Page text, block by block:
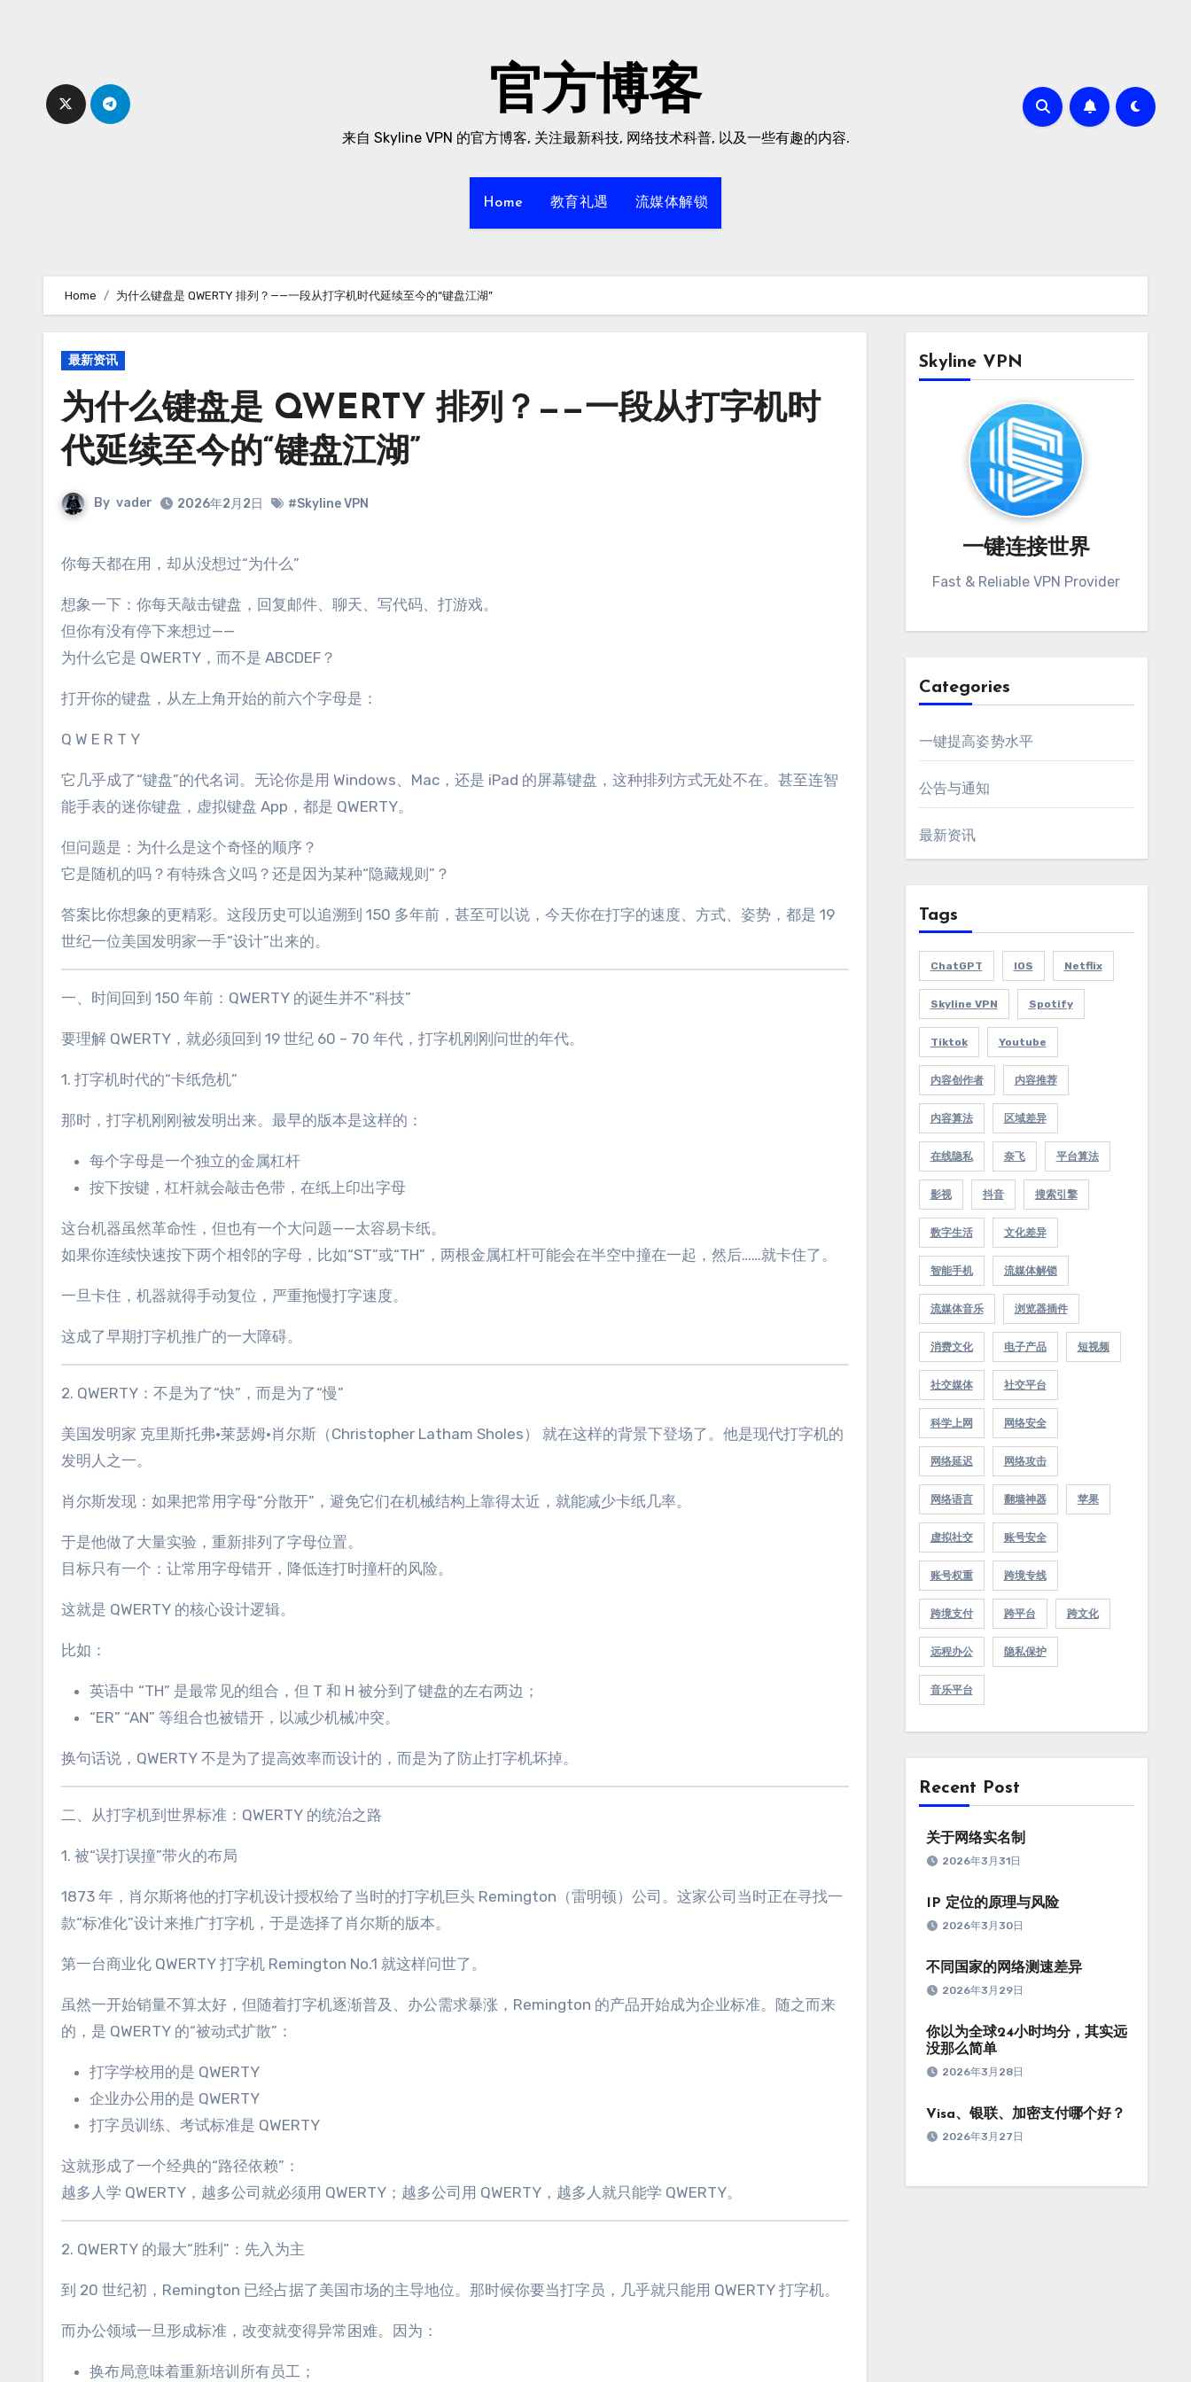
官方博客
来自 Skyline VPN 的官方博客, 关注最新科技, 网络技术科普, 以及一些有趣的内容.
Home 教育礼遇 流媒体解锁
Home 为什么键盘是 QWERTY 排列？——一段从打字机时代延续至今的“键盘江湖”
最新资讯
为什么键盘是 QWERTY 排列？——一段从打字机时
代延续至今的“键盘江湖”
By vader 2026年2月2日 #Skyline VPN
你每天都在用，却从没想过“为什么”
想象一下：你每天敲击键盘，回复邮件、聊天、写代码、打游戏。
但你有没有停下来想过——
为什么它是 QWERTY，而不是 ABCDEF？
打开你的键盘，从左上角开始的前六个字母是：
Q W E R T Y
它几乎成了“键盘”的代名词。无论你是用 Windows、Mac，还是 iPad 的屏幕键盘，这种排列方式无处不在。甚至连智
能手表的迷你键盘，虚拟键盘 App，都是 QWERTY。
但问题是：为什么是这个奇怪的顺序？
它是随机的吗？有特殊含义吗？还是因为某种“隐藏规则”？
答案比你想象的更精彩。这段历史可以追溯到 150 多年前，甚至可以说，今天你在打字的速度、方式、姿势，都是 19
世纪一位美国发明家一手“设计”出来的。
一、时间回到 150 年前：QWERTY 的诞生并不“科技”
要理解 QWERTY，就必须回到 19 世纪 60 – 70 年代，打字机刚刚问世的年代。
1. 打字机时代的“卡纸危机”
那时，打字机刚刚被发明出来。最早的版本是这样的：
每个字母是一个独立的金属杠杆
按下按键，杠杆就会敲击色带，在纸上印出字母
这台机器虽然革命性，但也有一个大问题——太容易卡纸。
如果你连续快速按下两个相邻的字母，比如“ST”或“TH”，两根金属杠杆可能会在半空中撞在一起，然后……就卡住了。
一旦卡住，机器就得手动复位，严重拖慢打字速度。
这成了早期打字机推广的一大障碍。
2. QWERTY：不是为了“快”，而是为了“慢”
美国发明家 克里斯托弗·莱瑟姆·肖尔斯（Christopher Latham Sholes） 就在这样的背景下登场了。他是现代打字机的
发明人之一。
肖尔斯发现：如果把常用字母“分散开”，避免它们在机械结构上靠得太近，就能减少卡纸几率。
于是他做了大量实验，重新排列了字母位置。
目标只有一个：让常用字母错开，降低连打时撞杆的风险。
这就是 QWERTY 的核心设计逻辑。
比如：
英语中 “TH” 是最常见的组合，但 T 和 H 被分到了键盘的左右两边；
“ER” “AN” 等组合也被错开，以减少机械冲突。
换句话说，QWERTY 不是为了提高效率而设计的，而是为了防止打字机坏掉。
二、从打字机到世界标准：QWERTY 的统治之路
1. 被“误打误撞”带火的布局
1873 年，肖尔斯将他的打字机设计授权给了当时的打字机巨头 Remington（雷明顿）公司。这家公司当时正在寻找一
款“标准化”设计来推广打字机，于是选择了肖尔斯的版本。
第一台商业化 QWERTY 打字机 Remington No.1 就这样问世了。
虽然一开始销量不算太好，但随着打字机逐渐普及、办公需求暴涨，Remington 的产品开始成为企业标准。随之而来
的，是 QWERTY 的“被动式扩散”：
打字学校用的是 QWERTY
企业办公用的是 QWERTY
打字员训练、考试标准是 QWERTY
这就形成了一个经典的“路径依赖”：
越多人学 QWERTY，越多公司就必须用 QWERTY；越多公司用 QWERTY，越多人就只能学 QWERTY。
2. QWERTY 的最大“胜利”：先入为主
到 20 世纪初，Remington 已经占据了美国市场的主导地位。那时候你要当打字员，几乎就只能用 QWERTY 打字机。
而办公领域一旦形成标准，改变就变得异常困难。因为：
换布局意味着重新培训所有员工；
Skyline VPN
一键连接世界
Fast & Reliable VPN Provider
Categories
一键提高姿势水平
公告与通知
最新资讯
Tags
ChatGPT IOS Netflix
Skyline VPN Spotify
Tiktok Youtube
内容创作者 内容推荐
内容算法 区域差异
在线隐私 奈飞 平台算法
影视 抖音 搜索引擎
数字生活 文化差异
智能手机 流媒体解锁
流媒体音乐 浏览器插件
消费文化 电子产品 短视频
社交媒体 社交平台
科学上网 网络安全
网络延迟 网络攻击
网络语言 翻墙神器 苹果
虚拟社交 账号安全
账号权重 跨境专线
跨境支付 跨平台 跨文化
远程办公 隐私保护
音乐平台
Recent Post
关于网络实名制
2026年3月31日
IP 定位的原理与风险
2026年3月30日
不同国家的网络测速差异
2026年3月29日
你以为全球24小时均分，其实远
没那么简单
2026年3月28日
Visa、银联、加密支付哪个好？
2026年3月27日